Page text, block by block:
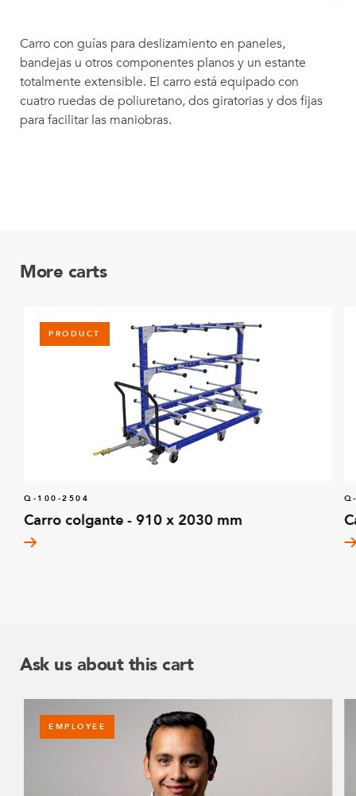
Carro con guías para deslizamiento en paneles,
bandejas u otros componentes planos y un estante
totalmente extensible. El carro está equipado con
cuatro ruedas de poliuretano, dos giratorias y dos fijas
para facilitar las maniobras.
More carts
PRODUCT
Q-100-2504
Carro colgante - 910 x 2030 mm
Ask us about this cart
EMPLOYEE